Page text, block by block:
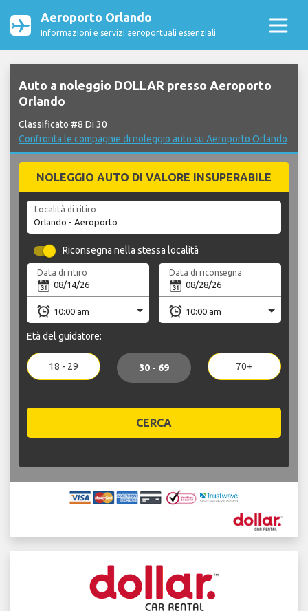
Aeroporto Orlando
Informazioni e servizi aeroportuali essenziali
Auto a noleggio DOLLAR presso Aeroporto
Orlando
Classificato #8 Di 30
Confronta le compagnie di noleggio auto su Aeroporto Orlando
NOLEGGIO AUTO DI VALORE INSUPERABILE
Località di ritiro
Riconsegna nella stessa località
Data di ritiro Data di riconsegna
Età del guidatore:
18 - 29 30 - 69 70+
CERCA